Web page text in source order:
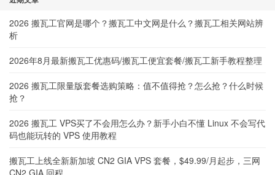
2026 搬瓦工官网是哪个？搬瓦工中文网是什么？搬瓦工相关网站辨
析
2026年8月最新搬瓦工优惠码/搬瓦工便宜套餐/搬瓦工新手教程整理
2026 搬瓦工限量版套餐选购策略：值不值得抢？怎么抢？什么时候
抢？
2026 搬瓦工 VPS买了不会用怎么办？新手小白不懂 Linux 不会写代
码也能玩转的 VPS 使用教程
搬瓦工上线全新新加坡 CN2 GIA VPS 套餐，$49.99/月起步，三网
CN2 GIA 回程